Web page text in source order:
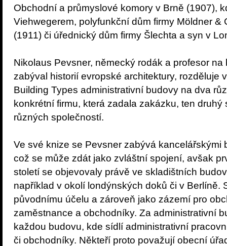
Obchodní a průmyslové komory v Brně (1907),
Viehwegerem, polyfunkční dům firmy Möldner &
(1911) či úřednický dům firmy Šlechta a syn v
Nikolaus Pevsner, německý rodák a profesor
zabýval historií evropské architektury, rozděluje
Building Types administrativní budovy na dva
konkrétní firmu, která zadala zakázku, ten
různých společností.
Ve své knize se Pevsner zabývá kancelářskými
což se může zdát jako zvláštní spojení, avšak
století se objevovaly právě ve skladištních
například v okolí londýnských doků či v Berlíně.
původnímu účelu a zároveň jako zázemí pro
zaměstnance a obchodníky. Za administrativní
každou budovu, kde sídlí administrativní
či obchodníky. Někteří proto považují obecní